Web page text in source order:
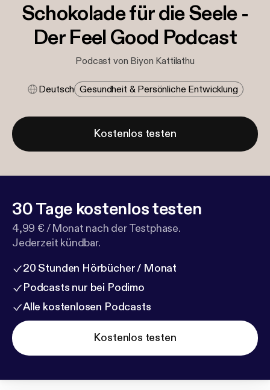
Schokolade für die Seele -
Der Feel Good Podcast
Podcast von Biyon Kattilathu
Deutsch Gesundheit & Persönliche Entwicklung
Kostenlos testen
30 Tage kostenlos testen
4,99 € / Monat nach der Testphase.
Jederzeit kündbar.
20 Stunden Hörbücher / Monat
Podcasts nur bei Podimo
Alle kostenlosen Podcasts
Kostenlos testen